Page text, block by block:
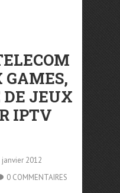
GAMES,
DE JEUX
IPTV
janvier 2012
0 COMMENTAIRES